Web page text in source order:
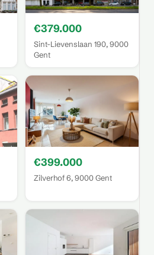
€379.000
Sint-Lievenslaan 190, 9000
Gent
€399.000
Zilverhof 6, 9000 Gent